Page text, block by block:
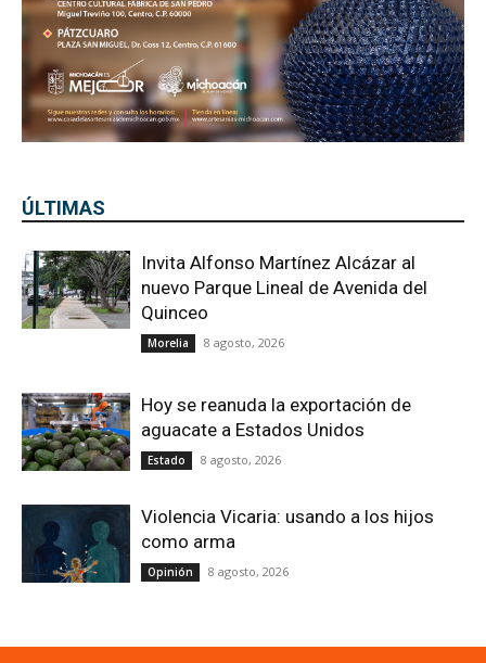
ÚLTIMAS
Invita Alfonso Martínez Alcázar al
nuevo Parque Lineal de Avenida del
Quinceo
Morelia 8 agosto, 2026
Hoy se reanuda la exportación de
aguacate a Estados Unidos
Estado 8 agosto, 2026
Violencia Vicaria: usando a los hijos
como arma
Opinión 8 agosto, 2026